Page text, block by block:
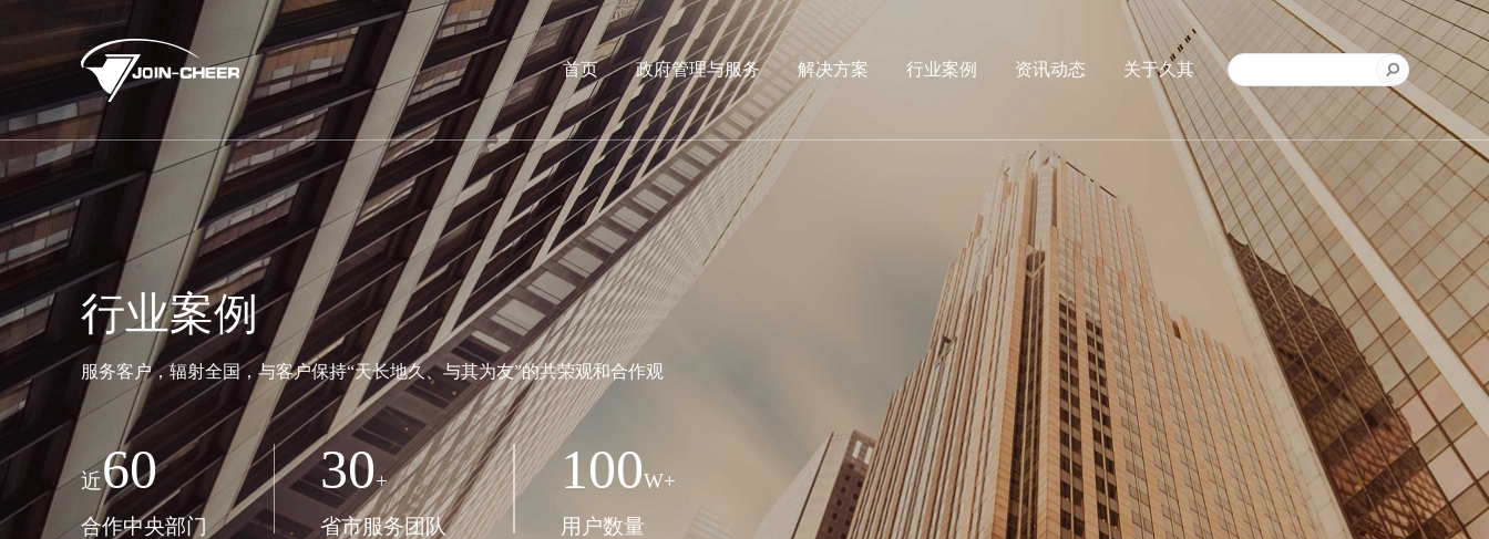
首页 政府管理与服务 解决方案 行业案例 资讯动态 关于久其
行业案例
服务客户，辐射全国，与客户保持“天长地久、与其为友”的共荣观和合作观
近60
合作中央部门
30+
省市服务团队
100W+
用户数量